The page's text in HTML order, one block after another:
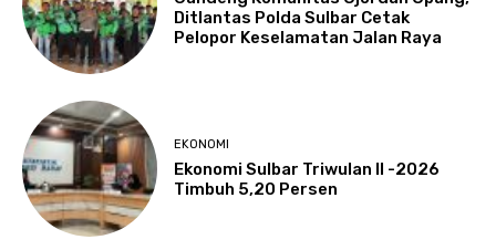
Ditlantas Polda Sulbar Cetak
Pelopor Keselamatan Jalan Raya
EKONOMI
Ekonomi Sulbar Triwulan II -2026
Timbuh 5,20 Persen